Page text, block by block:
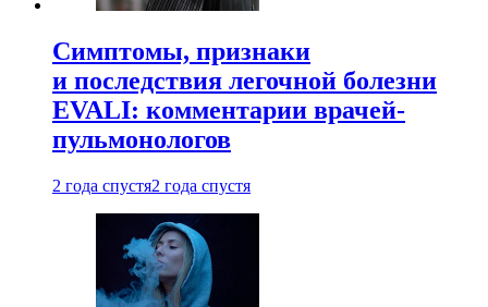
Симптомы, признаки
и последствия легочной болезни
EVALI: комментарии врачей-
пульмонологов
2 года спустя2 года спустя